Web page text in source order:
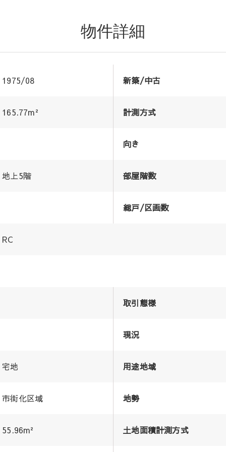
物件詳細
1975/08 新築/中古
165.77m² 計測方式
向き
地上5階 部屋階数
総戸/区画数
RC
取引態様
現況
宅地 用途地域
市街化区域 地勢
55.96m² 土地面積計測方式